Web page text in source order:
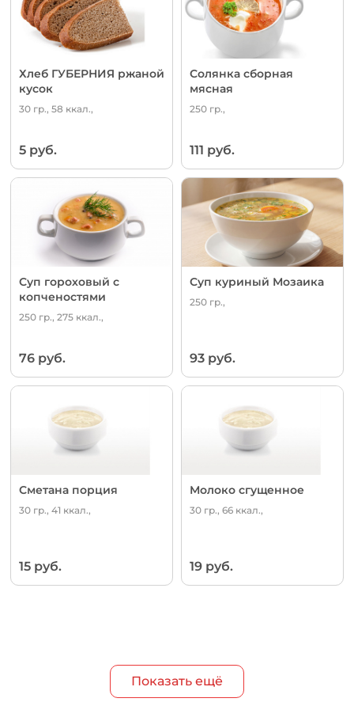
Хлеб ГУБЕРНИЯ ржаной
кусок
30 гр., 58 ккал.,
5 руб.
Солянка сборная
мясная
250 гр.,
111 руб.
Суп гороховый с
копченостями
250 гр., 275 ккал.,
76 руб.
Суп куриный Мозаика
250 гр.,
93 руб.
Сметана порция
30 гр., 41 ккал.,
15 руб.
Молоко сгущенное
30 гр., 66 ккал.,
19 руб.
Показать ещё